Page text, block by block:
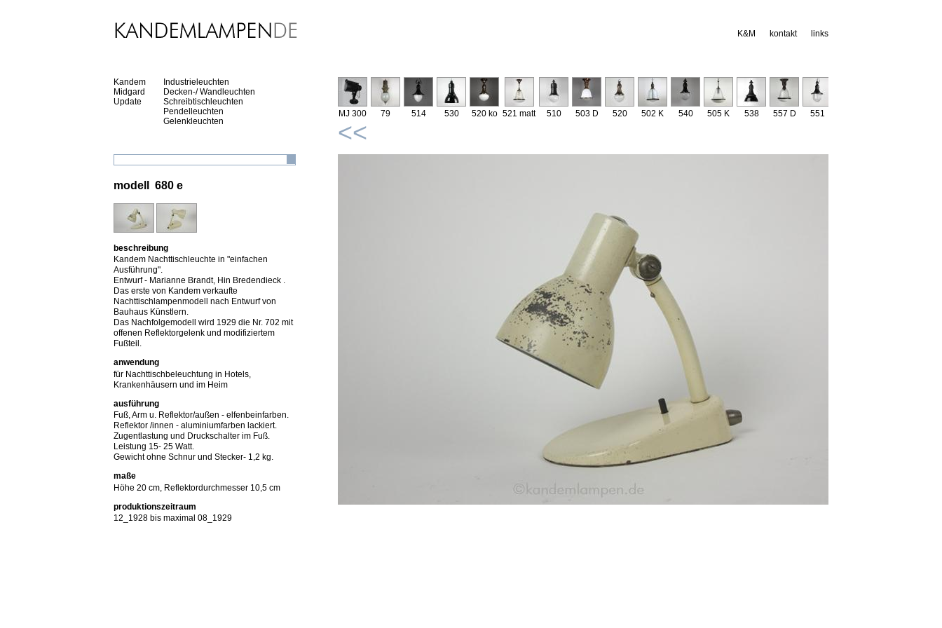
K&M kontakt links
Kandem
Midgard
Update
Industrieleuchten
Decken-/ Wandleuchten
Schreibtischleuchten
Pendelleuchten
Gelenkleuchten
modell 680 e
beschreibung
Kandem Nachttischleuchte in "einfachen
Ausführung".
Entwurf - Marianne Brandt, Hin Bredendieck .
Das erste von Kandem verkaufte
Nachttischlampenmodell nach Entwurf von
Bauhaus Künstlern.
Das Nachfolgemodell wird 1929 die Nr. 702 mit
offenen Reflektorgelenk und modifiziertem
Fußteil.
anwendung
für Nachttischbeleuchtung in Hotels,
Krankenhäusern und im Heim
ausführung
Fuß, Arm u. Reflektor/außen - elfenbeinfarben.
Reflektor /innen - aluminiumfarben lackiert.
Zugentlastung und Druckschalter im Fuß.
Leistung 15- 25 Watt.
Gewicht ohne Schnur und Stecker- 1,2 kg.
maße
Höhe 20 cm, Reflektordurchmesser 10,5 cm
produktionszeitraum
12_1928 bis maximal 08_1929
MJ 300 79 514 530 520 ko 521 matt 510 503 D 520 502 K 540 505 K 538 557 D 551
<<